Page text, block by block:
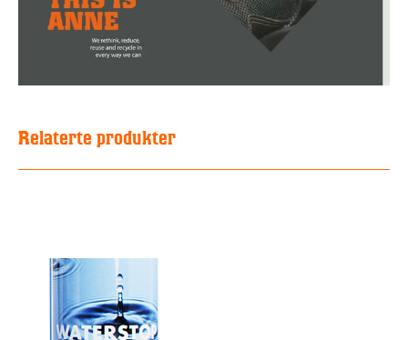
Relaterte produkter